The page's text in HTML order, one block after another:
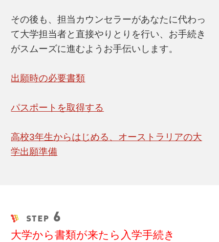
その後も、担当カウンセラーがあなたに代わっ
て大学担当者と直接やりとりを行い、お手続き
がスムーズに進むようお手伝いします。
出願時の必要書類
パスポートを取得する
高校3年生からはじめる、オーストラリアの大
学出願準備
STEP 6
大学から書類が来たら入学手続き